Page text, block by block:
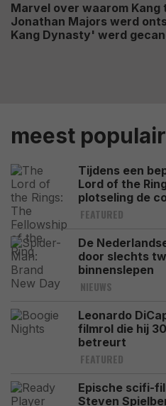
Marvel over waarom
Jonathan Majors werd
Kang Dynasty' werd
meest populair
Tijdens een
Lord of the
plotseling de
FEATURED
De
door slechts
binnenslepen
NIEUWS
Leonardo
filmrol die hij
betreurt
FEATURED
Epische scifi-
Steven